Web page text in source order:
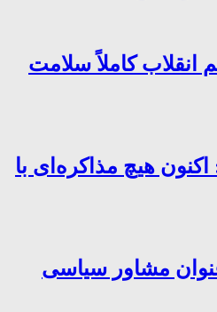
کاملاً سلامت
هیچ مذاکره‌ای با
مشاور سیاسی